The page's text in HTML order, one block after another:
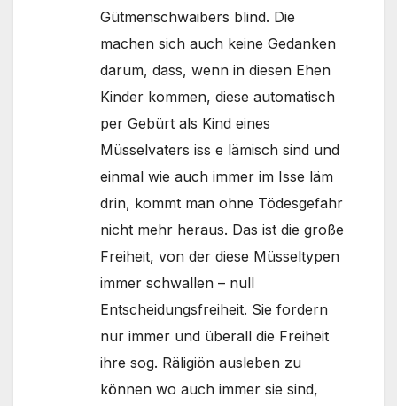
Gütmenschwaibers blind. Die
machen sich auch keine Gedanken
darum, dass, wenn in diesen Ehen
Kinder kommen, diese automatisch
per Gebürt als Kind eines
Müsselvaters iss e lämisch sind und
einmal wie auch immer im Isse läm
drin, kommt man ohne Tödesgefahr
nicht mehr heraus. Das ist die große
Freiheit, von der diese Müsseltypen
immer schwallen – null
Entscheidungsfreiheit. Sie fordern
nur immer und überall die Freiheit
ihre sog. Räligiön ausleben zu
können wo auch immer sie sind,